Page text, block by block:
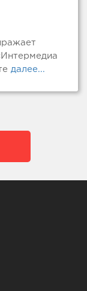
далее...